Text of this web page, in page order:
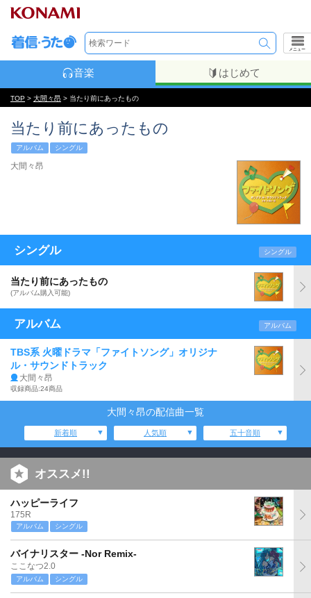
メニュー
音楽 はじめて
TOP > 大間々昂 > 当たり前にあったもの
当たり前にあったもの
アルバム シングル
大間々昂
シングル シングル
当たり前にあったもの
(アルバム購入可能)
アルバム アルバム
TBS系 火曜ドラマ「ファイトソング」オリジナ
ル・サウンドトラック
大間々昂
収録商品:24商品
大間々昂の配信曲一覧
新着順 人気順 五十音順
オススメ!!
ハッピーライフ
175R
アルバム シングル
バイナリスター -Nor Remix-
ここなつ2.0
アルバム シングル